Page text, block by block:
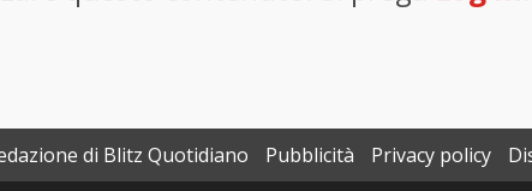
di Blitz Quotidiano Pubblicità Privacy policy